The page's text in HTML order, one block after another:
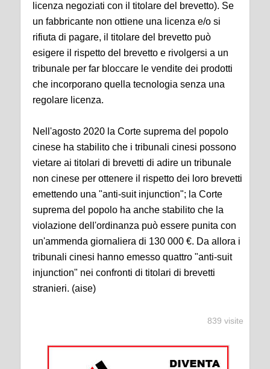
licenza negoziati con il titolare del brevetto). Se
un fabbricante non ottiene una licenza e/o si
rifiuta di pagare, il titolare del brevetto può
esigere il rispetto del brevetto e rivolgersi a un
tribunale per far bloccare le vendite dei prodotti
che incorporano quella tecnologia senza una
regolare licenza.
Nell'agosto 2020 la Corte suprema del popolo
cinese ha stabilito che i tribunali cinesi possono
vietare ai titolari di brevetti di adire un tribunale
non cinese per ottenere il rispetto dei loro brevetti
emettendo una "anti-suit injunction"; la Corte
suprema del popolo ha anche stabilito che la
violazione dell'ordinanza può essere punita con
un'ammenda giornaliera di 130 000 €. Da allora i
tribunali cinesi hanno emesso quattro "anti-suit
injunction" nei confronti di titolari di brevetti
stranieri. (aise)
839 visite